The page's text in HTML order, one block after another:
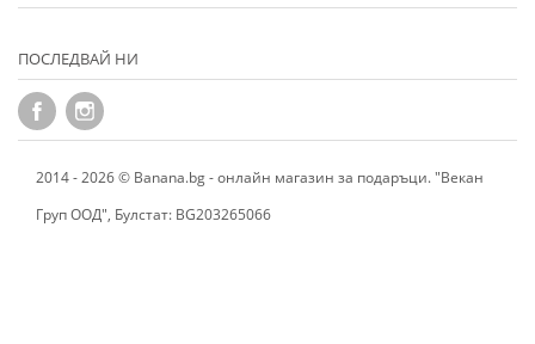
ПОСЛЕДВАЙ НИ
2014 - 2026 © Banana.bg - онлайн магазин за подаръци. "Векан
Груп ООД", Булстат: BG203265066